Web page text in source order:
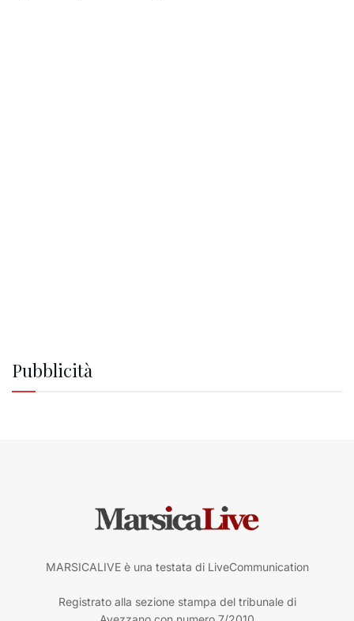
Pubblicità
MARSICALIVE è una testata di LiveCommunication
Registrato alla sezione stampa del tribunale di